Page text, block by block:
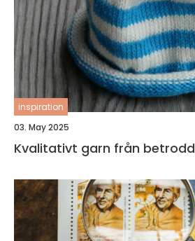
inspiration
03. May 2025
Kvalitativt garn från